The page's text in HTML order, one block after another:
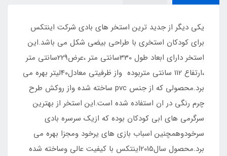
یکی دیگر از جدید ترین استخر های بادی شرکت اینتکس
برای کودکان استخری با طراحی بیضی شکل می باشد.این
استخر دارای ابعاد طول 330سانتی متر ،عرض229سانتی متر
،ارتفاع 112 سانتی متربوده واز ظرفیتی معادل40لیتر بهره می
برد.محصولی که از جنس pvc ساخته شده واز روکش طرح
چرم رنگی در ان استفاده شده است.این استخر از بهترین
سرگرمی های ابی کودکان بوده که ازیک سرسره بادی
سرخودوهمچنین اسباب بازی های یرخود ومجزا بهره می
برد.محصول سال2015اینتکس با کیفیت عالی وساخته شده